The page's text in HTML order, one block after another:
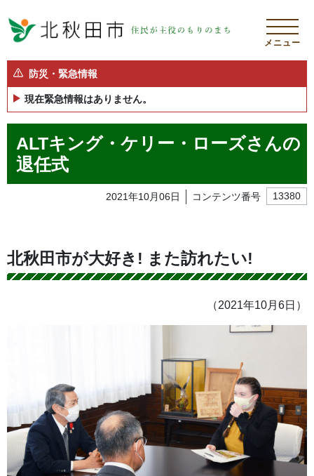
メニュー
防災・緊急情報
現在緊急情報はありません。
ALTキング・ケリー・ローズさんの
退任式
2021年10月06日 コンテンツ番号 13380
北秋田市が大好き! また訪れたい!
（2021年10月6日）